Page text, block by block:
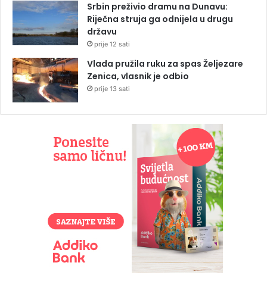
Srbin preživio dramu na Dunavu:
Riječna struja ga odnijela u drugu
državu
prije 12 sati
Vlada pružila ruku za spas Željezare
Zenica, vlasnik je odbio
prije 13 sati